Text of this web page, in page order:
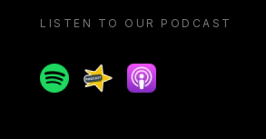
LISTEN TO OUR PODCAST
SpotifySpreakerApple podcast